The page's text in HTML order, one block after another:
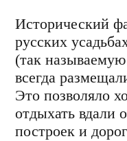
Исторический
русских
(так
всегда
Это позволяло
отдыхать вдали
построек и